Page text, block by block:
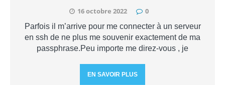
16 octobre 2022 0
Parfois il m’arrive pour me connecter à un serveur
en ssh de ne plus me souvenir exactement de ma
passphrase.Peu importe me direz-vous , je
EN SAVOIR PLUS